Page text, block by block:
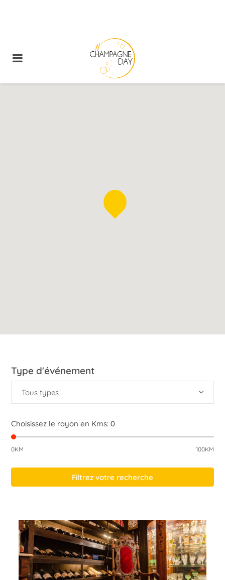
Type d'événement
Tous types
Choisissez le rayon en Kms: 0
0KM 100KM
Filtrez votre recherche